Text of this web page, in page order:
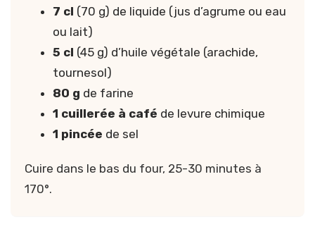
7 cl (70 g) de liquide (jus d’agrume ou eau
ou lait)
5 cl (45 g) d’huile végétale (arachide,
tournesol)
80 g de farine
1 cuillerée à café de levure chimique
1 pincée de sel
Cuire dans le bas du four, 25-30 minutes à
170°.